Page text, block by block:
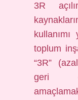
3R
toplum
“3R”
geri